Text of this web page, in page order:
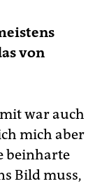
von
war auch
mich aber
beinharte
Bild muss,